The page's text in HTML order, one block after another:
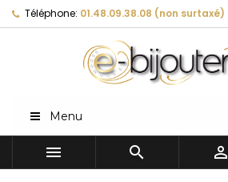
Téléphone: 01.48.09.38.08 (non surtaxé)
Menu
  